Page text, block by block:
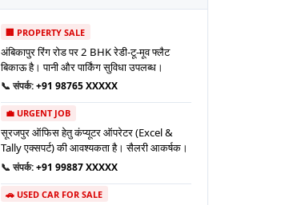
🏢 PROPERTY SALE
अंबिकापुर रिंग रोड पर 2 BHK रेडी-टू-मूव फ्लैट
बिकाऊ है। पानी और पार्किंग सुविधा उपलब्ध।
📞 संपर्क:+91 98765 XXXXX
💼 URGENT JOB
सूरजपुर ऑफिस हेतु कंप्यूटर ऑपरेटर (Excel &
Tally एक्सपर्ट) की आवश्यकता है। सैलरी आकर्षक।
📞 संपर्क:+91 99887 XXXXX
🚗 USED CAR FOR SALE